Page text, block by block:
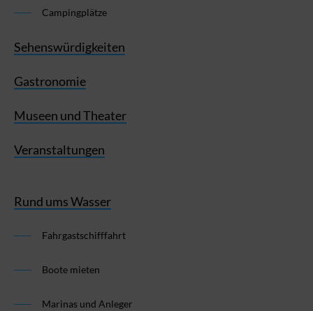
Campingplätze
Sehenswürdigkeiten
Gastronomie
Museen und Theater
Veranstaltungen
Rund ums Wasser
Fahrgastschifffahrt
Boote mieten
Marinas und Anleger